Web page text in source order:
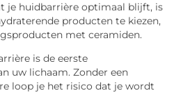
je huidbarrière optimaal blijft, is
producten te kiezen,
met ceramiden.
is de eerste
uw lichaam. Zonder een
loop je het risico dat je wordt